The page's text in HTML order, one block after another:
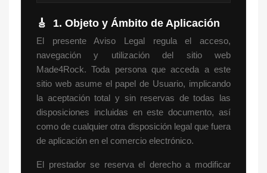
🎸 1. Objeto y Ámbito de Aplicación
El presente Aviso Legal regula el acceso,
navegación y utilización del sitio web
Made4Rock. Toda persona que acceda a este
sitio web asume el papel de Usuario, implicando
la aceptación total y sin reservas de todas las
disposiciones incluidas en este documento, así
como de cualquier otra disposición legal que fuera
de aplicación en el comercio electrónico.
El prestador se reserva el derecho a modificar